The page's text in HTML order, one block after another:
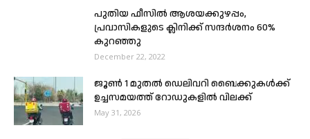
പുതിയ ഫീസിൽ ആശയക്കുഴപ്പം,
പ്രവാസികളുടെ ക്ലിനിക്ക് സന്ദർശനം 60%
കുറഞ്ഞു
December 22, 2022
ജൂൺ 1 മുതൽ ഡെലിവറി ബൈക്കുകൾക്ക്
ഉച്ചസമയത്ത് റോഡുകളിൽ വിലക്ക്
May 31, 2026